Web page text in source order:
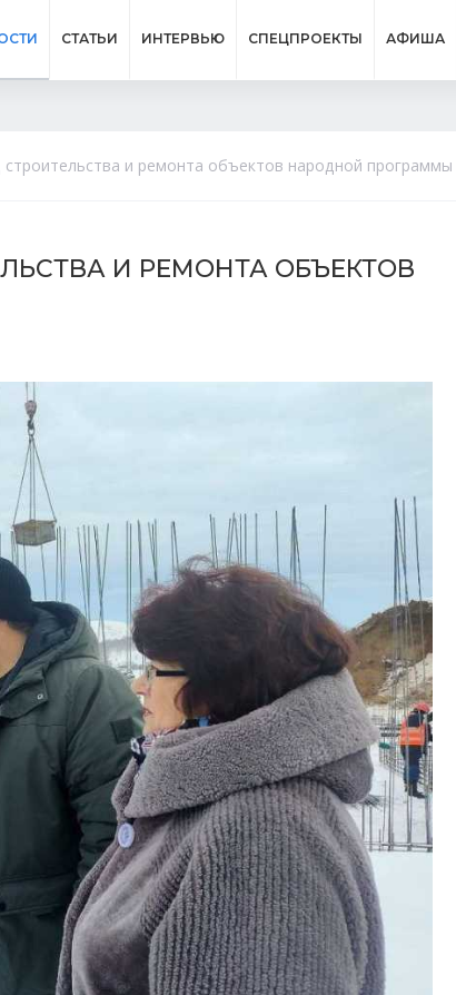
СТАТЬИ ИНТЕРВЬЮ СПЕЦПРОЕКТЫ АФИША
и ремонта объектов народной программы
И РЕМОНТА ОБЪЕКТОВ